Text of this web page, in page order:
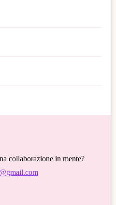
collaborazione in mente?